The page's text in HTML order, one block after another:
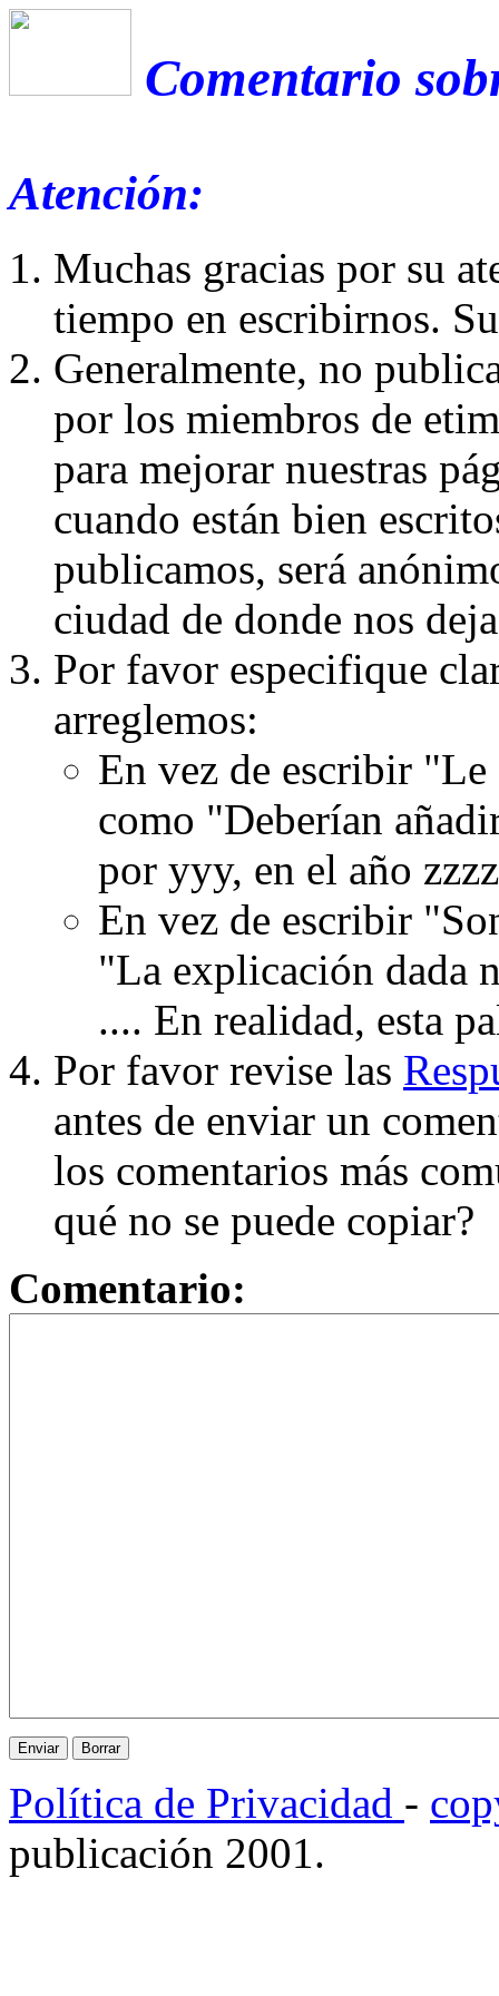
Comentario
Atención:
Muchas gracias por su
tiempo en escribirnos.
Generalmente, no
por los miembros de
para mejorar nuestras
cuando están bien
publicamos, será
ciudad de donde nos
Por favor especifique
arreglemos:
En vez de escribir
como "Deberían
por yyy, en el año
En vez de escribir
"La explicación dada
.... En realidad, esta
Por favor revise las
antes de enviar un
los comentarios más
qué no se puede copiar?
Comentario:
Política de Privacidad -
publicación 2001.